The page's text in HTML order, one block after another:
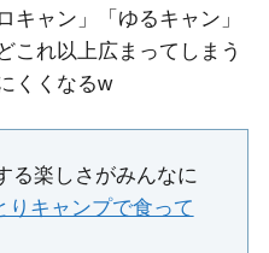
キャン」「ゆるキャン」
これ以上広まってしまう
くくなるw
る楽しさがみんなに
りキャンプで食って